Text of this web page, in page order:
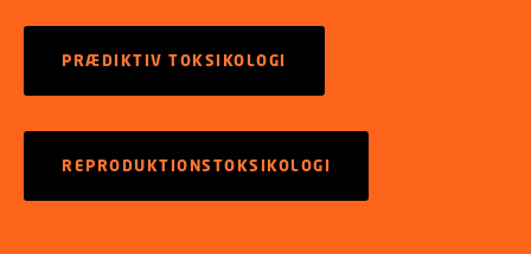
PRÆDIKTIV TOKSIKOLOGI
REPRODUKTIONSTOKSIKOLOGI